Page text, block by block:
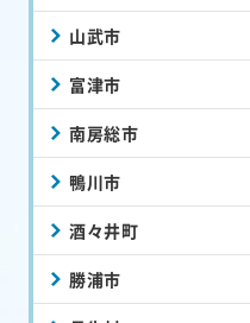
山武市
富津市
南房総市
鴨川市
酒々井町
勝浦市